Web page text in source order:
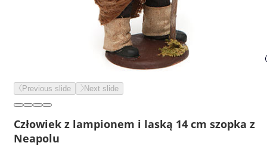
Previous slide Next slide
Człowiek z lampionem i laską 14 cm szopka z
Neapolu